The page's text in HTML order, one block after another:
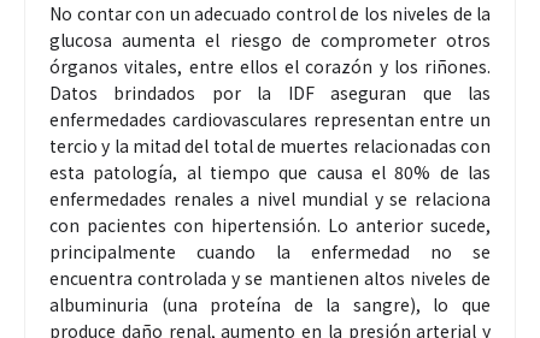
No contar con un adecuado control de los niveles de la
glucosa aumenta el riesgo de comprometer otros
órganos vitales, entre ellos el corazón y los riñones.
Datos brindados por la IDF aseguran que las
enfermedades cardiovasculares representan entre un
tercio y la mitad del total de muertes relacionadas con
esta patología, al tiempo que causa el 80% de las
enfermedades renales a nivel mundial y se relaciona
con pacientes con hipertensión. Lo anterior sucede,
principalmente cuando la enfermedad no se
encuentra controlada y se mantienen altos niveles de
albuminuria (una proteína de la sangre), lo que
produce daño renal, aumento en la presión arterial y